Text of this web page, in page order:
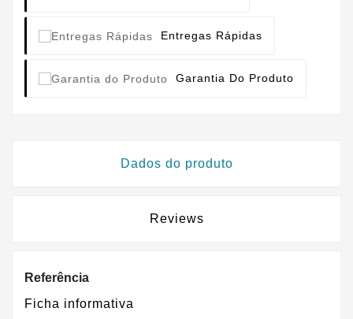
Entregas Rápidas
Garantia Do Produto
Dados do produto
Reviews
Referência
Ficha informativa